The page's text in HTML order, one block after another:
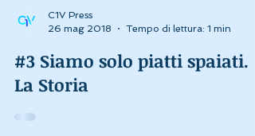
C1V Press
26 mag 2018
Tempo di lettura: 1 min
#3 Siamo solo piatti spaiati.
La Storia